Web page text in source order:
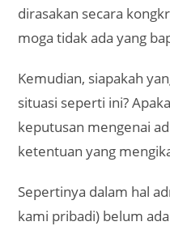
dirasakan secara
moga tidak ada yang
Kemudian, siapakah
situasi seperti ini?
keputusan mengenai
ketentuan yang
Sepertinya dalam hal
kami pribadi) belum